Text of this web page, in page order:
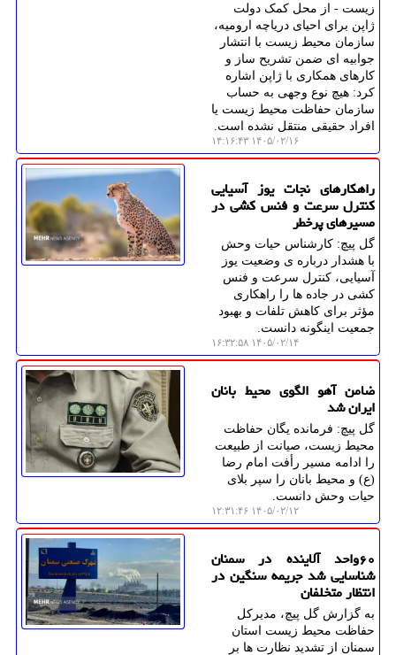
زیست - از محل کمک دولت
ژاپن برای احیای دریاچه ارومیه،
سازمان محیط زیست با انتشار
جوابیه ای ضمن تشریح ساز و
کارهای همکاری با ژاپن اشاره
کرد: هیچ نوع وجهی به حساب
سازمان حفاظت محیط زیست یا
افراد حقیقی منتقل نشده است.
۱۴۰۵/۰۲/۱۶ ۱۴:۱۶:۴۳
راهکارهای نجات یوز آسیایی
کنترل سرعت و فنس کشی در
مسیرهای پرخطر
گل پیچ: کارشناس حیات وحش
با هشدار درباره ی وضعیت یوز
آسیایی، کنترل سرعت و فنس
کشی در جاده ها را راهکاری
مؤثر برای کاهش تلفات و بهبود
جمعیت اینگونه دانست.
۱۴۰۵/۰۲/۱۴ ۱۶:۳۲:۵۸
ضامن آهو الگوی محیط بانان
ایران شد
گل پیچ: فرمانده یگان حفاظت
محیط زیست، صیانت از طبیعت
را ادامه مسیر رأفت امام رضا
(ع) و محیط بانان را سپر بلای
حیات وحش دانست.
۱۴۰۵/۰۲/۱۲ ۱۲:۳۱:۴۶
۶۰واحد آلاینده در سمنان
شناسایی شد جریمه سنگین در
انتظار متخلفان
به گزارش گل پیچ، مدیرکل
حفاظت محیط زیست استان
سمنان از تشدید نظارت ها بر